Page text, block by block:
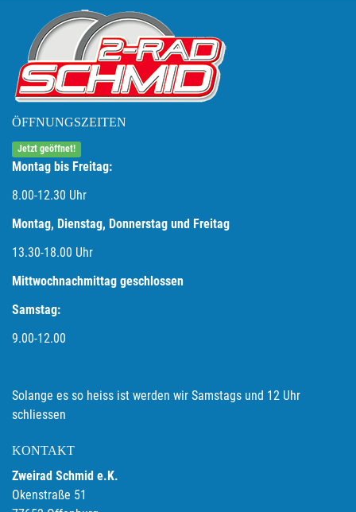
ÖFFNUNGSZEITEN
Jetzt geöffnet!
Montag bis Freitag:
8.00-12.30 Uhr
Montag, Dienstag, Donnerstag und Freitag
13.30-18.00 Uhr
Mittwochnachmittag geschlossen
Samstag:
9.00-12.00
Solange es so heiss ist werden wir Samstags und 12 Uhr
schliessen
KONTAKT
Zweirad Schmid e.K.
Okenstraße 51